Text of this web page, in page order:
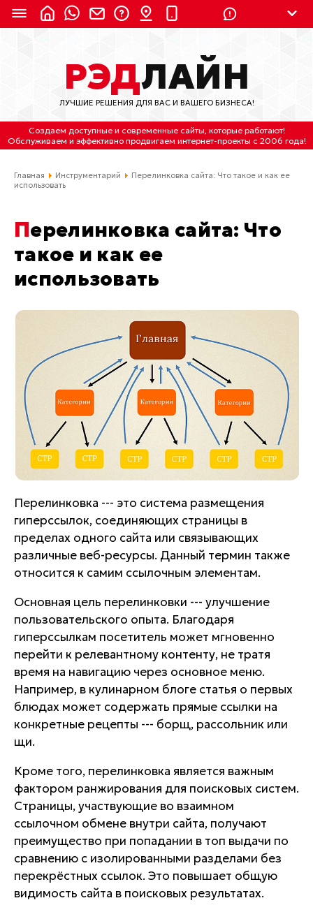
8 (800) 550-9899 (с 2:30 до 11:30 по
Мск)
Бесплатно по России
(4212) 658-653
(4212) 637-673
Отдельный вход \ Левый торец здания
info@lred.ru
Все контакты
РЭДЛАЙН
ЛУЧШИЕ РЕШЕНИЯ ДЛЯ ВАС И ВАШЕГО БИЗНЕСА!
Создаем доступные и современные сайты, которые работают!
Обслуживаем и эффективно продвигаем интернет-проекты с 2006 года!
Главная Инструментарий
Перелинковка сайта: Что такое и как ее
использовать
Перелинковка сайта: Что
такое и как ее
использовать
Перелинковка --- это система размещения
гиперссылок, соединяющих страницы в
пределах одного сайта или связывающих
различные веб-ресурсы. Данный термин также
относится к самим ссылочным элементам.
Основная цель перелинковки --- улучшение
пользовательского опыта. Благодаря
гиперссылкам посетитель может мгновенно
перейти к релевантному контенту, не тратя
время на навигацию через основное меню.
Например, в кулинарном блоге статья о первых
блюдах может содержать прямые ссылки на
конкретные рецепты --- борщ, рассольник или
щи.
Кроме того, перелинковка является важным
фактором ранжирования для поисковых систем.
Страницы, участвующие во взаимном
ссылочном обмене внутри сайта, получают
преимущество при попадании в топ выдачи по
сравнению с изолированными разделами без
перекрёстных ссылок. Это повышает общую
видимость сайта в поисковых результатах.